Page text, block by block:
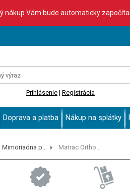
nákup Vám bude automaticky
Prihlásenie | Registrácia
Doprava a platba Nákup na splátky
Mimoriadna p... Matrac Ortho...